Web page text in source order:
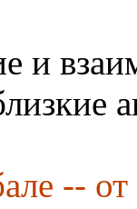
и
--